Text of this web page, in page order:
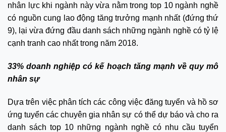
nhân lực khi ngành này vừa nằm trong top 10 ngành nghề
có nguồn cung lao động tăng trưởng mạnh nhất (đứng thứ
9), lại vừa đứng đầu danh sách những ngành nghề có tỷ lệ
cạnh tranh cao nhất trong năm 2018.
33% doanh nghiệp có kế hoạch tăng mạnh về quy mô
nhân sự
Dựa trên việc phân tích các công việc đăng tuyển và hồ sơ
ứng tuyển các chuyên gia nhân sự có thể dự báo và cho ra
danh sách top 10 những ngành nghề có nhu cầu tuyển